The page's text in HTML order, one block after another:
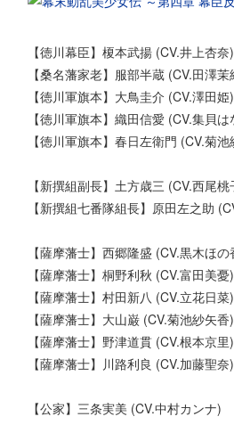
【徳川幕臣】榎本武揚 (CV.井上杏奈)
【桑名藩家老】服部半蔵 (CV.田澤茉
【徳川軍旗本】大鳥圭介 (CV.澤田姫)
【徳川軍旗本】織田信愛 (CV.集貝は
【徳川軍旗本】春日左衛門 (CV.菊
【新撰組副長】土方歳三 (CV.西尾桃
【新撰組七番隊組長】原田左之助
【薩摩藩士】西郷隆盛 (CV.黒木ほの
【薩摩藩士】桐野利秋 (CV.富田美憂)
【薩摩藩士】村田新八 (CV.立花日菜)
【薩摩藩士】大山巌 (CV.菊池紗矢香)
【薩摩藩士】野津道貫 (CV.根本京里)
【薩摩藩士】川路利良 (CV.加藤聖奈)
【公家】三条実美 (CV.中村カンナ)